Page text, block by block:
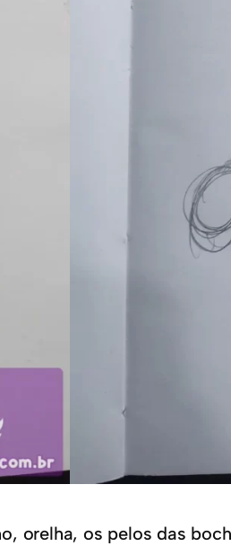
orelha, os pelos das